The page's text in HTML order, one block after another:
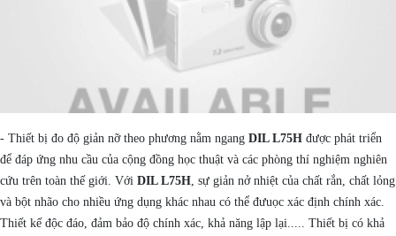
- Thiết bị đo độ giản nỡ theo phương nằm ngang DIL L75H được phát triển
để đáp ứng nhu cầu của cộng đồng học thuật và các phòng thí nghiệm nghiên
cứu trên toàn thế giới. Với DIL L75H , sự giản nở nhiệt của chất rắn, chất lỏng
và bột nhão cho nhiều ứng dụng khác nhau có thể đưuọc xác định chính xác.
Thiết kế độc đáo, đảm bảo độ chính xác, khả năng lập lại..... Thiết bị có khả